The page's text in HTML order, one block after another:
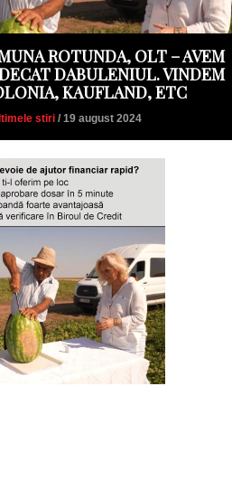
ROTUNDA, OLT – AVEM
DABULENIUL. VINDEM
KAUFLAND, ETC
stiri / 19 august 2024